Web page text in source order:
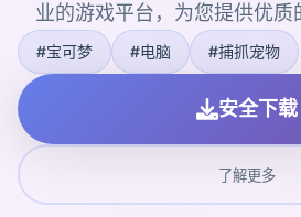
业的游戏平台，为您提供优质
#宝可梦 #电脑 #捕抓宠物
安全下载
了解更多